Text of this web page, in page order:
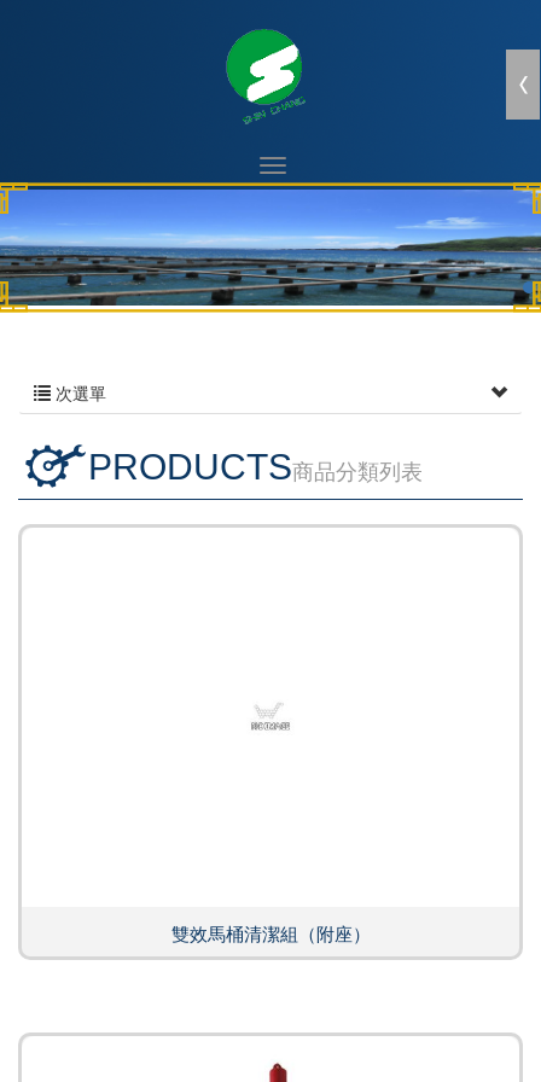
次選單
PRODUCTS商品分類列表
雙效馬桶清潔組（附座）